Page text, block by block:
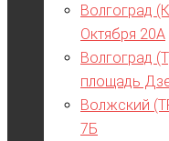
Волгоград
Октября 20А
Волгоград
площадь
Волжский
7Б